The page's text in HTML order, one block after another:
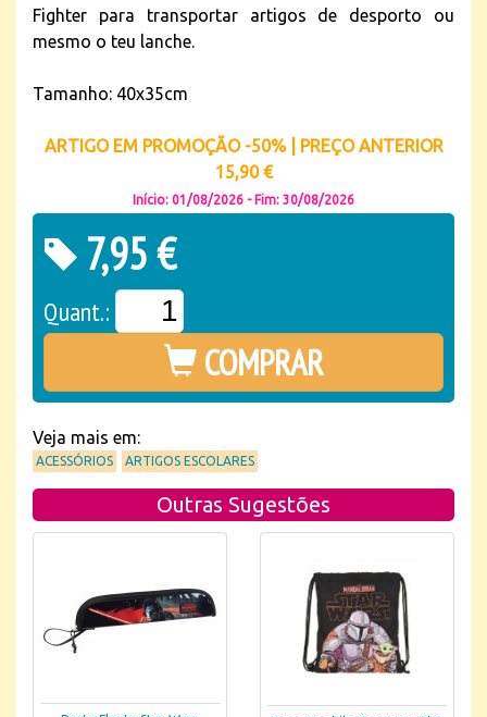
Fighter para transportar artigos de desporto ou
mesmo o teu lanche.
Tamanho: 40x35cm
ARTIGO EM PROMOÇÃO -50% | PREÇO ANTERIOR
15,90 €
Início: 01/08/2026 - Fim: 30/08/2026
7,95 €
Quant.:
COMPRAR
Veja mais em:
ACESSÓRIOS ARTIGOS ESCOLARES
Outras Sugestões